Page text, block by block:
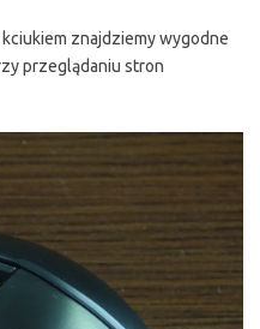
znajdziemy wygodne
przeglądaniu stron